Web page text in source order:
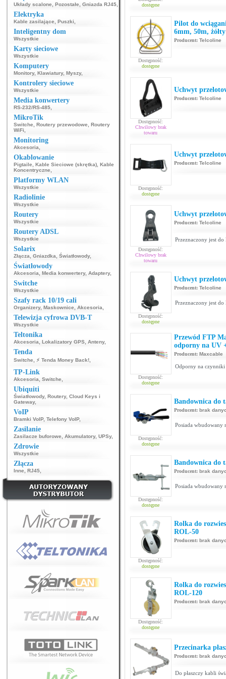
Układy scalone Pozostałe Gniazda RJ45
Elektryka
Kable zasilające Puszki
Inteligentny dom
Wszystkie
Karty sieciowe
Wszystkie
Komputery
Monitory, Klawiatury, Myszy,
Kontrolery sieciowe
Wszystkie
Media konwertery
RS-232/RS-485
MikroTik
Switche Routery przewodowe
Routery
WiFi
Monitoring
Akcesoria
Okablowanie
Pigtaile Kable Sieciowe (skrętka) Kable
Koncentryczne
Platformy WLAN
Wszystkie
Radiolinie
Wszystkie
Routery
Wszystkie
Routery ADSL
Wszystkie
Solarix
Złącza Gniazdka Światłowody,
Światłowody
Akcesoria Media konwertery, Adaptery,
Switche
Wszystkie
Szafy rack 10/19 cali
Organizery, Maskownice Akcesoria
Telewizja cyfrowa DVB-T
Wszystkie
Teltonika
Akcesoria Lokalizatory GPS Anteny,
Tenda
Switche ⚡ Tenda Money Back!
TP-Link
Akcesoria Switche
Ubiquiti
Światłowody, Routery, Cloud Keys i
Gateway,
VoIP
Bramki VoIP, Telefony VoIP,
Zasilanie
Zasilacze buforowe Akumulatory, UPSy,
Zdrowie
Wszystkie
Złącza
Inne RJ45
dostępne
Dostępność:
dostępne
Pilot do
6mm, 50m, żółty
Producent: Telcoline
Dostępność:
Chwilowy brak
towaru
Uchwyt
Producent: Telcoline
Dostępność:
dostępne
Uchwyt
Producent: Telcoline
Dostępność:
Chwilowy brak
towaru
Uchwyt
Producent: Telcoline
Przeznaczony jest
Dostępność:
dostępne
Uchwyt
Producent: Telcoline
Przeznaczony jest
Dostępność:
dostępne
Przewód FTP
odporny na UV
Producent: Maxcable
Odporny na czynniki
Dostępność:
dostępne
Bandownica do
Producent: brak
Posiada wbudowany
Dostępność:
dostępne
Bandownica do
Producent: brak
Posiada wbudowany
Dostępność:
dostępne
Rolka do
ROL-50
Producent: brak
Dostępność:
dostępne
Rolka do
ROL-120
Producent: brak
Przecinarka
Producent: brak
Do płaszczy kabli